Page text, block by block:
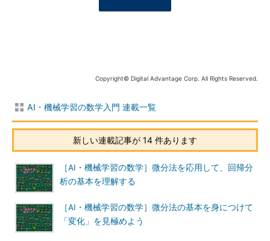
Copyright© Digital Advantage Corp. All Rights Reserved.
AI・機械学習の数学入門 連載一覧
新しい連載記事が 14 件あります
［AI・機械学習の数学］微分法を応用して、回帰分
析の基本を理解する
［AI・機械学習の数学］微分法の基本を身につけて
「変化」を見極めよう